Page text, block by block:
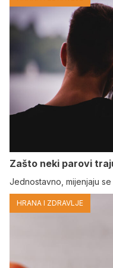
Zašto neki parovi
Jednostavno, mijenjaju
HRANA I ZDRAVLJE